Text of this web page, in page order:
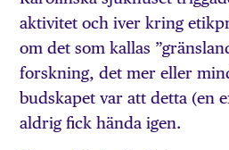
aktivitet och iver kring
om det som kallas
forskning, det mer eller
budskapet var att detta (en
aldrig fick hända igen.